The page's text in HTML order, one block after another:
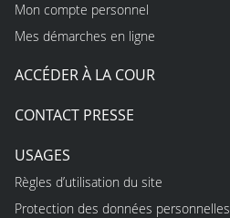
Mon compte personnel
Mes démarches en ligne
ACCÉDER À LA COUR
CONTACT PRESSE
USAGES
Règles d’utilisation du site
Protection des données personnelles